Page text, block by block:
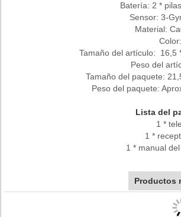
Batería: 2 *
Sensor: 3-
Material:
Tamaño del artículo: 16,5
Peso del
Tamaño del paquete:
Peso del paquete:
Lista del
1 *
1 *
1 * manual
Productos